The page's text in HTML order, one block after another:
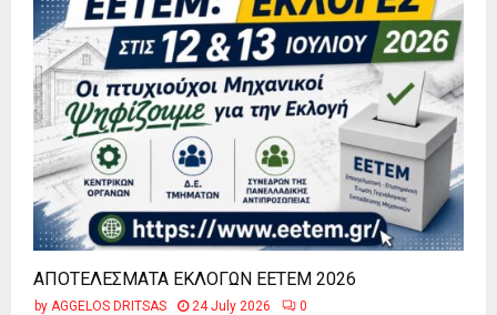
ΑΠΟΤΕΛΕΣΜΑΤΑ ΕΚΛΟΓΩΝ ΕΕΤΕΜ 2026
by AGGELOS DRITSAS 24 July 2026 0